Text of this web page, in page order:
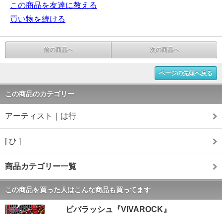
この商品を友達に教える
買い物を続ける
前の商品へ 次の商品へ
ページの先頭へ戻る
この商品のカテゴリー
アーティスト｜は行
[ ひ ]
商品カテゴリー一覧
この商品を買った人はこんな商品も買ってます
ビバラッシュ『VIVAROCK』